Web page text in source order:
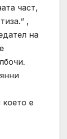
част,
,
на
което е